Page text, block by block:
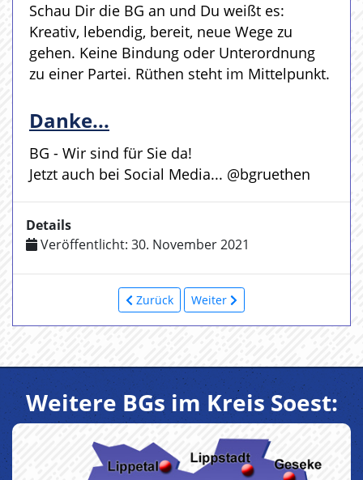
Schau Dir die BG an und Du weißt es:
Kreativ, lebendig, bereit, neue Wege zu
gehen. Keine Bindung oder Unterordnung
zu einer Partei. Rüthen steht im Mittelpunkt.
Danke...
BG - Wir sind für Sie da!
Jetzt auch bei Social Media... @bgruethen
Details
Veröffentlicht: 30. November 2021
Zurück Weiter
Weitere BGs im Kreis Soest: